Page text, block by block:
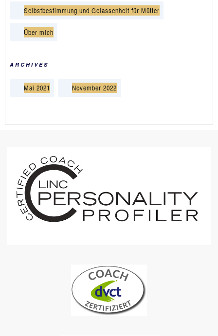
Selbstbestimmung und Gelassenheit für Mütter
Über mich
ARCHIVES
Mai 2021 November 2022